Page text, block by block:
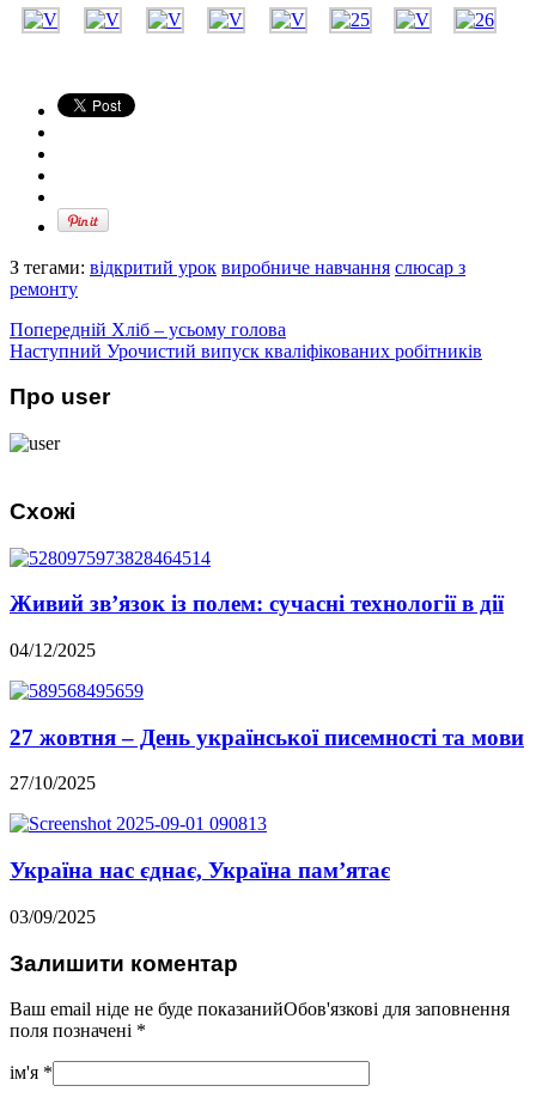
З тегами: відкритий урок виробниче навчання слюсар з
ремонту
Попередній Хліб – усьому голова
Наступний Урочистий випуск кваліфікованих робітників
Про user
Схожі
Живий зв’язок із полем: сучасні технології в дії
04/12/2025
27 жовтня – День української писемності та мови
27/10/2025
Україна нас єднає, Україна пам’ятає
03/09/2025
Залишити коментар
Ваш email ніде не буде показанийОбов'язкові для заповнення
поля позначені *
ім'я *